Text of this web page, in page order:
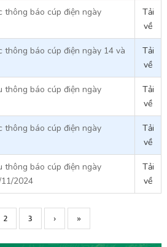
thông báo cúp điện ngày
Tải
về
thông báo cúp điện ngày 14 và
Tải
về
thông báo cúp điện ngày
Tải
về
thông báo cúp điện ngày
Tải
về
thông báo cúp điện ngày
2024
Tải
về
Page
2 Page
3
Next
page
›
Trang
cuối
»